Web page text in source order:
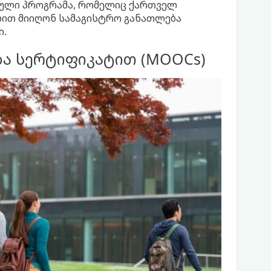
პროგრამა, რომელიც ქართველ
მიიღონ სამაგისტრო განათლება
(MOOCs)